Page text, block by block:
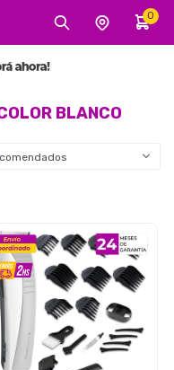
0
BLANCO
MI CUENTA